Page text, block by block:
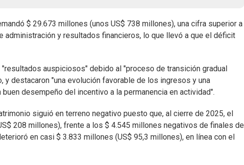
$ 29.673 millones (unos US$ 738 millones), una cifra superior a
y resultados financieros, lo que llevó a que el déficit
auspiciosos" debido al "proceso de transición gradual
y destacaron "una evolución favorable de los ingresos y una
desempeño del incentivo a la permanencia en actividad".
siguió en terreno negativo puesto que, al cierre de 2025, el
208 millones), frente a los $ 4.545 millones negativos de finales de
en casi $ 3.833 millones (US$ 95,3 millones), en línea con el